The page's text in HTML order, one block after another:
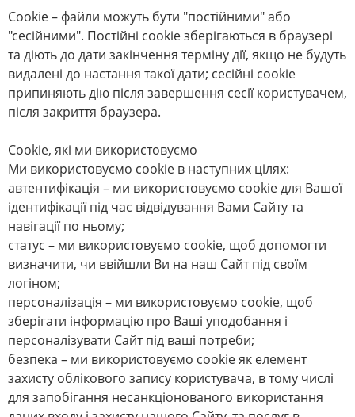
Cookie – файли можуть бути "постійними" або
"сесійними". Постійні cookie зберігаються в браузері
та діють до дати закінчення терміну дії, якщо не будуть
видалені до настання такої дати; сесійні cookie
припиняють дію після завершення сесії користувачем,
після закриття браузера.
Сookie, які ми використовуємо
Ми використовуємо cookie в наступних цілях:
автентифікація – ми використовуємо cookie для Вашої
ідентифікації під час відвідування Вами Сайту та
навігації по ньому;
статус – ми використовуємо cookie, щоб допомогти
визначити, чи ввійшли Ви на наш Сайт під своїм
логіном;
персоналізація – ми використовуємо cookie, щоб
зберігати інформацію про Ваші уподобання і
персоналізувати Сайт під ваші потреби;
безпека – ми використовуємо cookie як елемент
захисту облікового запису користувача, в тому числі
для запобігання несанкціонованого використання